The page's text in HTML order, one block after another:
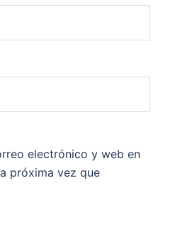
electrónico y web en
próxima vez que